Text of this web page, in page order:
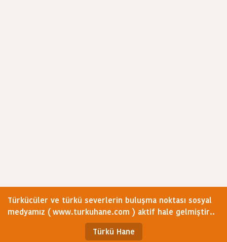
Türkücüler ve türkü severlerin buluşma noktası sosyal
medyamız ( www.turkuhane.com ) aktif hale gelmiştir..
Türkü Hane